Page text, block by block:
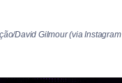
David Gilmour (via Instagram